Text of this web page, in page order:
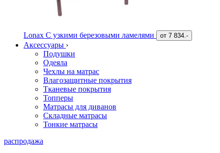
Lonax С узкими березовыми ламелями от 7 834.-
Аксессуары ›
Подушки
Одеяла
Чехлы на матрас
Влагозащитные покрытия
Тканевые покрытия
Топперы
Матрасы для диванов
Складные матрасы
Тонкие матрасы
распродажа